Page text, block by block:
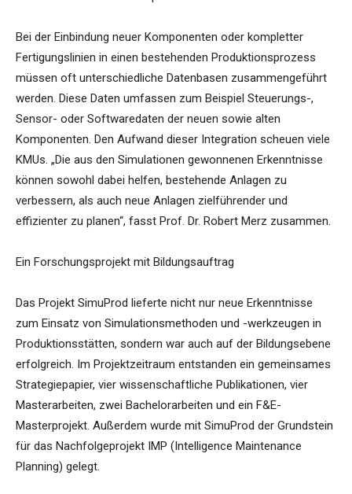
Bei der Einbindung neuer Komponenten oder kompletter
Fertigungslinien in einen bestehenden Produktionsprozess
müssen oft unterschiedliche Datenbasen zusammengeführt
werden. Diese Daten umfassen zum Beispiel Steuerungs-,
Sensor- oder Softwaredaten der neuen sowie alten
Komponenten. Den Aufwand dieser Integration scheuen viele
KMUs. „Die aus den Simulationen gewonnenen Erkenntnisse
können sowohl dabei helfen, bestehende Anlagen zu
verbessern, als auch neue Anlagen zielführender und
effizienter zu planen“, fasst Prof. Dr. Robert Merz zusammen.
Ein Forschungsprojekt mit Bildungsauftrag
Das Projekt SimuProd lieferte nicht nur neue Erkenntnisse
zum Einsatz von Simulationsmethoden und -werkzeugen in
Produktionsstätten, sondern war auch auf der Bildungsebene
erfolgreich. Im Projektzeitraum entstanden ein gemeinsames
Strategiepapier, vier wissenschaftliche Publikationen, vier
Masterarbeiten, zwei Bachelorarbeiten und ein F&E-
Masterprojekt. Außerdem wurde mit SimuProd der Grundstein
für das Nachfolgeprojekt IMP (Intelligence Maintenance
Planning) gelegt.